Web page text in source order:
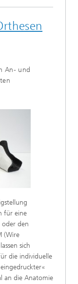
An- und
für eine
den
(Wire
sich
die individuelle
an die Anatomie